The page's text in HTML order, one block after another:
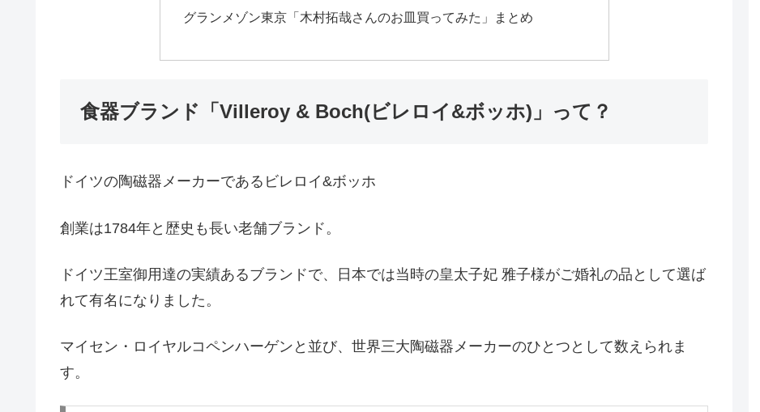
グランメゾン東京「木村拓哉さんのお皿買ってみた」まとめ
食器ブランド「Villeroy & Boch(ビレロイ&ボッホ)」って？
ドイツの陶磁器メーカーであるビレロイ&ボッホ
創業は1784年と歴史も長い老舗ブランド。
ドイツ王室御用達の実績あるブランドで、日本では当時の皇太子妃 雅子様がご婚礼の品として選ば
れて有名になりました。
マイセン・ロイヤルコペンハーゲンと並び、世界三大陶磁器メーカーのひとつとして数えられま
す。